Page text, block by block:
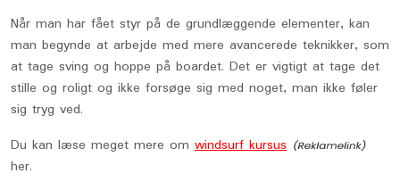
Når man har fået styr på de grundlæggende elementer, kan
man begynde at arbejde med mere avancerede teknikker, som
at tage sving og hoppe på boardet. Det er vigtigt at tage det
stille og roligt og ikke forsøge sig med noget, man ikke føler
sig tryg ved.
Du kan læse meget mere om windsurf kursus
her.